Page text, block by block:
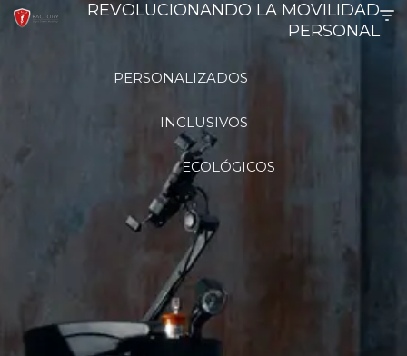
REVOLUCIONANDO LA MOVILIDAD
PERSONAL
PERSONALIZADOS
INCLUSIVOS
ECOLÓGICOS